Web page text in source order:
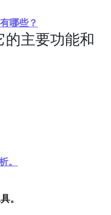
哪些？
主要功能和
。
。